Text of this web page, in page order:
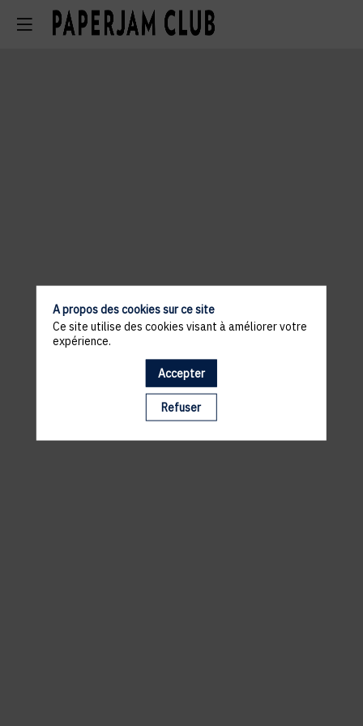
Il manque du contenu : rafraichissez votre navigateur
A propos des cookies sur ce site
Ce site utilise des cookies visant à améliorer votre
expérience.
Accepter
Refuser